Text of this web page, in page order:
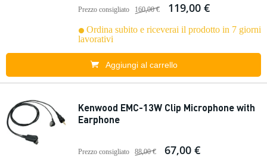
Prezzo consigliato 160,00 € 119,00 €
Ordina subito e riceverai il prodotto in 7 giorni
lavorativi
Aggiungi al carrello
Kenwood EMC-13W Clip Microphone with
Earphone
Prezzo consigliato 88,00 € 67,00 €